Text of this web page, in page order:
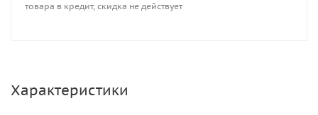
товара в кредит, скидка не действует
Характеристики